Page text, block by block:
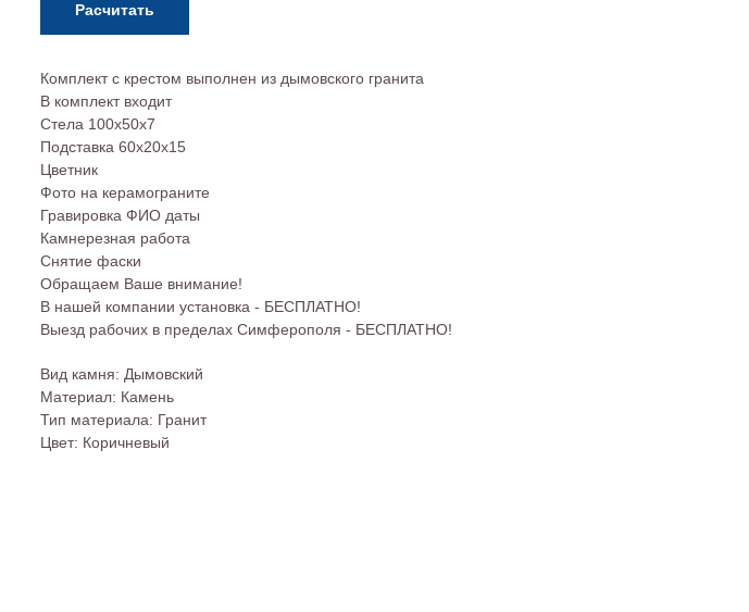
Расчитать
Комплект с крестом выполнен из дымовского гранита
В комплект входит
Стела 100х50х7
Подставка 60х20х15
Цветник
Фото на керамограните
Гравировка ФИО даты
Камнерезная работа
Снятие фаски
Обращаем Ваше внимание!
В нашей компании установка - БЕСПЛАТНО!
Выезд рабочих в пределах Симферополя - БЕСПЛАТНО!
Вид камня: Дымовский
Материал: Камень
Тип материала: Гранит
Цвет: Коричневый